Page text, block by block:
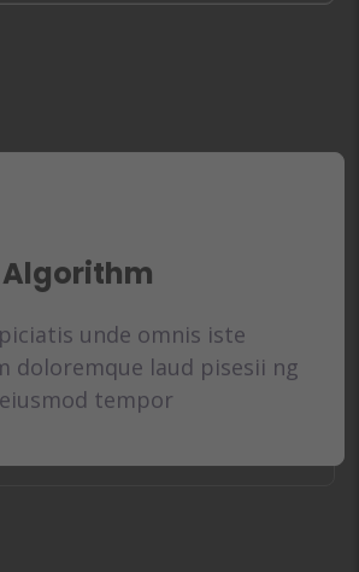
doloremque laud pisesii ng